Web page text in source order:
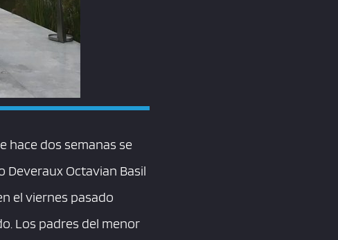
hace dos semanas se
Octavian Basil
el viernes pasado
Los padres del menor